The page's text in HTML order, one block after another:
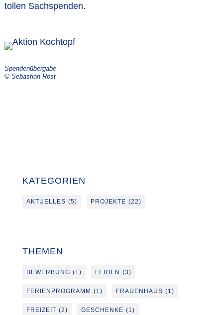
tollen Sachspenden.
Spendenübergabe
© Sebastian Rost
KATEGORIEN
AKTUELLES (5) PROJEKTE (22)
THEMEN
BEWERBUNG (1) FERIEN (3)
FERIENPROGRAMM (1) FRAUENHAUS (1)
FREIZEIT (2) GESCHENKE (1)